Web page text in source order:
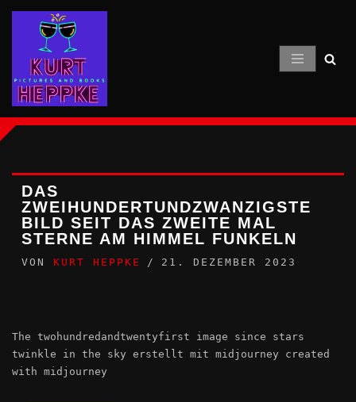
Inhalt
springen
DAS
ZWEIHUNDERTUNDZWANZIGSTE
BILD SEIT DAS ZWEITE MAL
STERNE AM HIMMEL FUNKELN
VON KURT HEPPKE 21. DEZEMBER 2023
The twohundredandtwentyfirst image since stars
twinkle in the sky erstellt mit midjourney created
with midjourney